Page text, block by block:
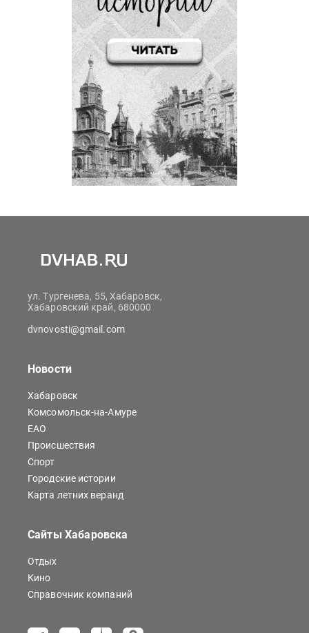
ул. Тургенева, 55, Хабаровск,
Хабаровский край, 680000
dvnovosti@gmail.com
Новости
Хабаровск
Комсомольск-на-Амуре
ЕАО
Происшествия
Спорт
Городские истории
Карта летних веранд
Сайты Хабаровска
Отдых
Кино
Справочник компаний